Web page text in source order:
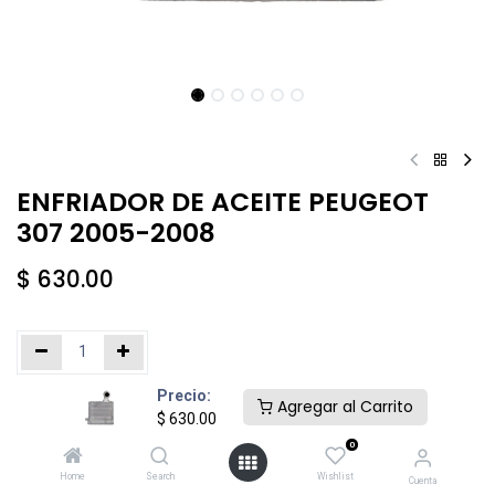
Precio:
$ 630.00
Agregar al Carrito
Home Search
0
Wishlist Cuenta
ENFRIADOR DE ACEITE PEUGEOT
307 2005-2008
$ 630.00
Añadir al carrito Comprar ahora
Agregar a la lista de deseos